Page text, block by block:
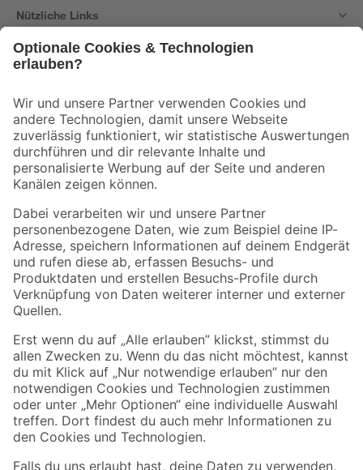
Nützliche Links
Der toom Newsletter: Keine Angebote und Aktionen mehr verpassen!
Zur Newsletter Anmeldung
Folge uns
Zahlungsarten Versandarten
Sicher einkaufen
Jetzt die toom-App herunterladen